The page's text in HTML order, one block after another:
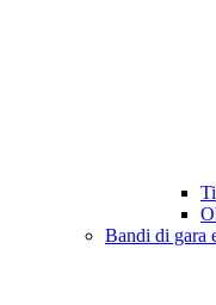
Bandi di gara